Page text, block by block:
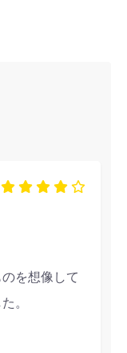
を想像して
。